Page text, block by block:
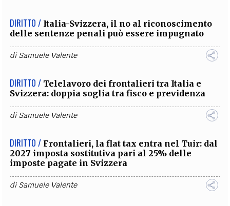
DIRITTO / Italia-Svizzera, il no al riconoscimento
delle sentenze penali può essere impugnato
diSamuele Valente
DIRITTO / Telelavoro dei frontalieri tra Italia e
Svizzera: doppia soglia tra fisco e previdenza
diSamuele Valente
DIRITTO / Frontalieri, la flat tax entra nel Tuir: dal
2027 imposta sostitutiva pari al 25% delle
imposte pagate in Svizzera
diSamuele Valente